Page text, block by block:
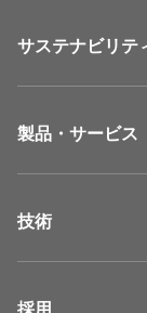
サステナビリテ
製品・サービス
技術
採用